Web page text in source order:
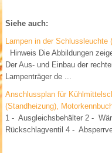
Siehe auch:
Lampen in der
Hinweis Die Abbildungen
Der Aus- und Einbau der
Lampenträger de ...
Anschlussplan für
(Standheizung),
1 - Ausgleichsbehälter 2 -
Rückschlagventil 4 -